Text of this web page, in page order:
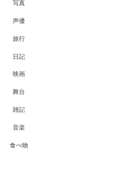
写真
声優
旅行
日記
映画
舞台
雑記
音楽
食べ物